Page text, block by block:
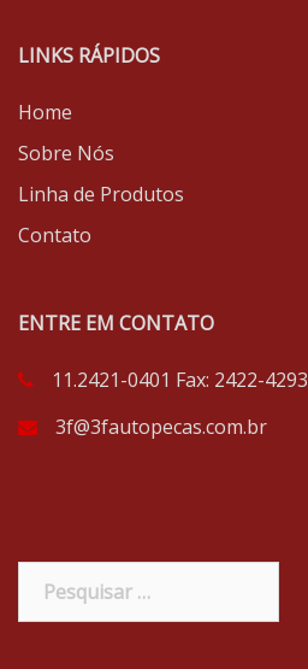
LINKS RÁPIDOS
Home
Sobre Nós
Linha de Produtos
Contato
ENTRE EM CONTATO
11.2421-0401 Fax: 2422-4293
3f@3fautopecas.com.br
por: